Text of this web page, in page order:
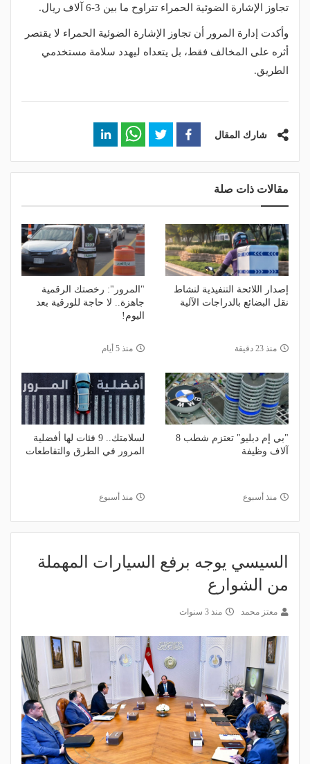
تجاوز الإشارة الضوئية الحمراء تتراوح ما بين 3-6 آلاف ريال.
وأكدت إدارة المرور أن تجاوز الإشارة الضوئية الحمراء لا يقتصر
أثره على المخالف فقط، بل يتعداه ليهدد سلامة مستخدمي
الطريق.
شارك المقال
مقالات ذات صلة
إصدار اللائحة التنفيذية لنشاط
نقل البضائع بالدراجات الآلية
منذ 23 دقيقة
"المرور": رخصتك الرقمية
جاهزة.. لا حاجة للورقية بعد
اليوم!
منذ 5 أيام
"بي إم دبليو" تعتزم شطب 8
آلاف وظيفة
منذ أسبوع
لسلامتك.. 9 فئات لها أفضلية
المرور في الطرق والتقاطعات
منذ أسبوع
السيسي يوجه برفع السيارات المهملة
من الشوارع
معتز محمد منذ 3 سنوات